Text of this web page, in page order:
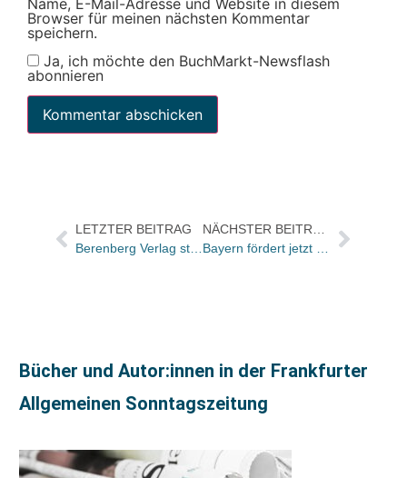
Name, E-Mail-Adresse und Website in diesem
Browser für meinen nächsten Kommentar
speichern.
Ja, ich möchte den BuchMarkt-Newsflash
abonnieren
LETZTER BEITRAG
Berenberg Verlag startet Lyrik-Reihe
Bücher und Autor:innen in der Frankfurter
Allgemeinen Sonntagszeitung